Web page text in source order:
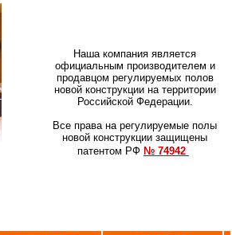
Наша компания является
официальным производителем и
продавцом регулируемых полов
новой конструкции на территории
Российской Федерации.
Все права на регулируемые полы
новой конструкции защищены
патентом РФ № 74942